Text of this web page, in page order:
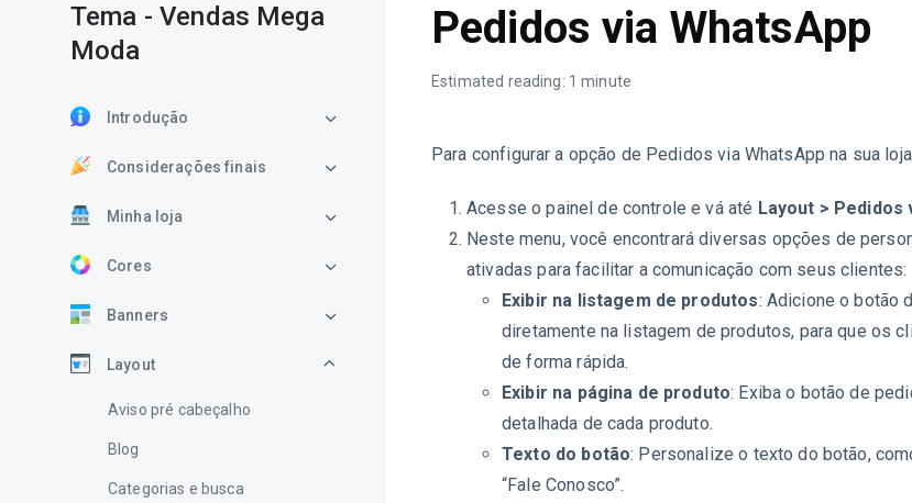
Tema - Vendas Mega
Moda
Introdução
Considerações finais
Minha loja
Cores
Banners
Layout
Aviso pré cabeçalho
Blog
Categorias e busca
Pedidos via WhatsApp
Estimated reading: 1 minute
Para configurar a opção de Pedidos via WhatsApp na sua
Acesse o painel de controle e vá até Layout > Pedidos
Neste menu, você encontrará diversas opções de
ativadas para facilitar a comunicação com seus clientes:
Exibir na listagem de produtos: Adicione o botão
diretamente na listagem de produtos, para que os
de forma rápida.
Exibir na página de produto: Exiba o botão de
detalhada de cada produto.
Texto do botão: Personalize o texto do botão,
“Fale Conosco”.